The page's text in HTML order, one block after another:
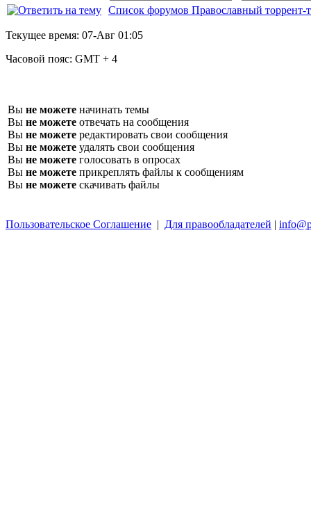
Список форумов Православный торрент-
Текущее время: 07-Авг 01:05
Часовой пояс: GMT + 4
Вы не можете начинать темы
Вы не можете отвечать на сообщения
Вы не можете редактировать свои сообщения
Вы не можете удалять свои сообщения
Вы не можете голосовать в опросах
Вы не можете прикреплять файлы к сообщениям
Вы не можете скачивать файлы
Пользовательское Соглашение | Для правообладателей |